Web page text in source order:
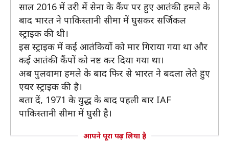
साल 2016 में उरी में सेना के कैंप पर हुए आतंकी हमले के
बाद भारत ने पाकिस्तानी सीमा में घुसकर सर्जिकल
स्ट्राइक की थी।
इस स्ट्राइक में कई आतंकियों को मार गिराया गया था और
कई आतंकी कैंपों को नष्ट कर दिया गया था।
अब पुलवामा हमले के बाद फिर से भारत ने बदला लेते हुए
एयर स्ट्राइक की है।
बता दें, 1971 के युद्ध के बाद पहली बार IAF
पाकिस्तानी सीमा में घुसी है।
आपने पूरा पढ़ लिया है